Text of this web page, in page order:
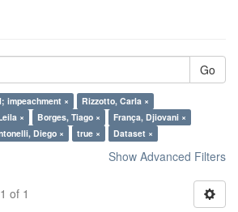
Go
impeachment ×
Rizzotto, Carla ×
× Borges, Tiago ×
França, Djiovani ×
Diego × true × Dataset ×
Show Advanced Filters
of 1